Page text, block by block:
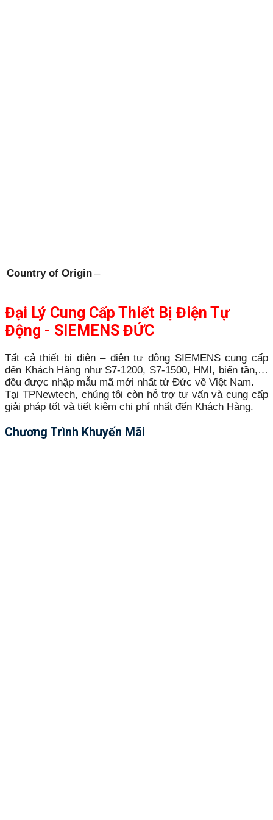
Country of Origin –
Đại Lý Cung Cấp Thiết Bị Điện Tự
Động - SIEMENS ĐỨC
Tất cả thiết bị điện – điện tự động SIEMENS cung cấp
đến Khách Hàng như S7-1200, S7-1500, HMI, biến tần,…
đều được nhập mẫu mã mới nhất từ Đức về Việt Nam.
Tại TPNewtech, chúng tôi còn hỗ trợ tư vấn và cung cấp
giải pháp tốt và tiết kiệm chi phí nhất đến Khách Hàng.
Chương Trình Khuyến Mãi